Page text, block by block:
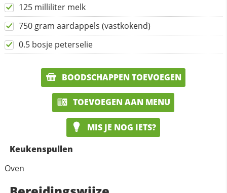
125 milliliter melk
750 gram aardappels (vastkokend)
0.5 bosje peterselie
BOODSCHAPPEN TOEVOEGEN
TOEVOEGEN AAN MENU
MIS JE NOG IETS?
Keukenspullen
Oven